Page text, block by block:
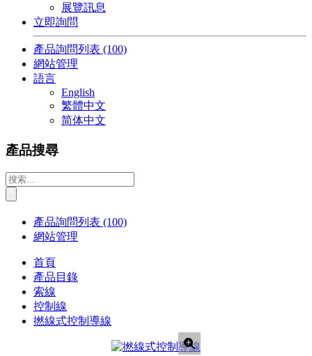
展覽訊息
立即詢問
產品詢問列表 (100)
網站管理
語言
English
繁體中文
简体中文
產品搜尋
產品詢問列表 (100)
網站管理
首頁
產品目錄
索線
控制線
撚線式控制導線